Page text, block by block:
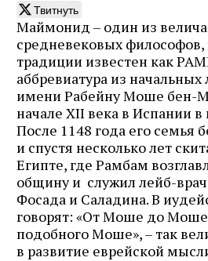
Твитнуть
Маймонид – один из
средневековых философов,
традиции известен как
аббревиатура из начальных
имени Рабейну Моше бен-
начале XII века в Испании в
После 1148 года его семья
и спустя несколько лет
Египте, где Рамбам
общину и служил лейб-
Фосада и Саладина. В
говорят: «От Моше до
подобного Моше», – так
в развитие еврейской